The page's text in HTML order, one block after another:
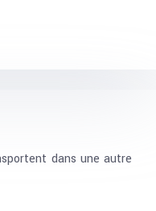
dans une autre